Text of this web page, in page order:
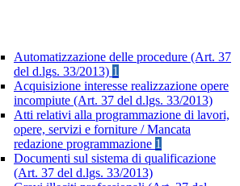
Automatizzazione delle procedure (Art. 37
del d.lgs. 33/2013) 1
Acquisizione interesse realizzazione opere
incompiute (Art. 37 del d.lgs. 33/2013)
Atti relativi alla programmazione di lavori,
opere, servizi e forniture / Mancata
redazione programmazione 1
Documenti sul sistema di qualificazione
(Art. 37 del d.lgs. 33/2013)